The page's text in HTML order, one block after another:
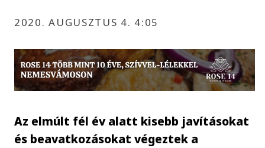
2020. AUGUSZTUS 4. 4:05
Az elmúlt fél év alatt kisebb javításokat
és beavatkozásokat végeztek a